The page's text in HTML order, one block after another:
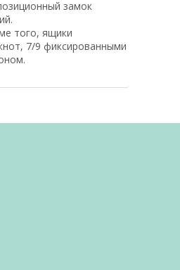
замок
того, ящики
7/9 фиксированными